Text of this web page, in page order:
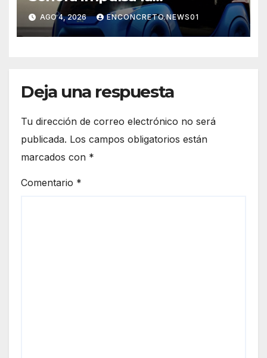
electromovilidad con
«Beyond», un vehículo
eléctrico desarrollado junto al
AGO 4, 2026 ENCONCRETO.NEWS01
Deja una respuesta
Tu dirección de correo electrónico no será
publicada. Los campos obligatorios están
marcados con *
Comentario *